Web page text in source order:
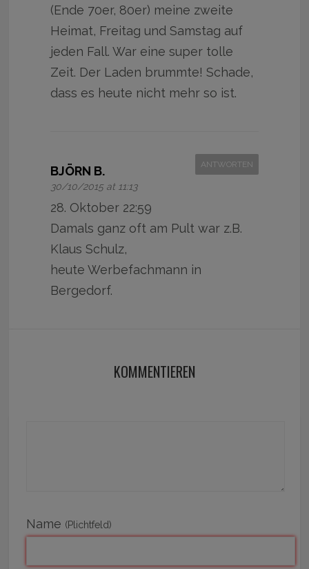
(Ende 70er, 80er) meine zweite
Heimat, Freitag und Samstag auf
jeden Fall. War eine super tolle
Zeit. Der Laden brummte! Schade,
dass es heute nicht mehr so ist.
BJÖRN B.
30/10/2015 at 11:13
ANTWORTEN
28. Oktober 22:59
Damals ganz oft am Pult war z.B.
Klaus Schulz,
heute Werbefachmann in
Bergedorf.
KOMMENTIEREN
Name (Plichtfeld)